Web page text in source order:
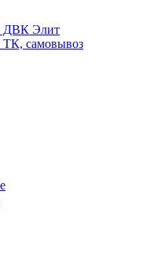
ДВК Элит
ТК, самовывоз